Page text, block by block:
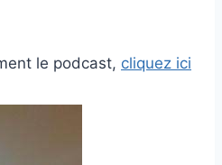
le podcast, cliquez ici